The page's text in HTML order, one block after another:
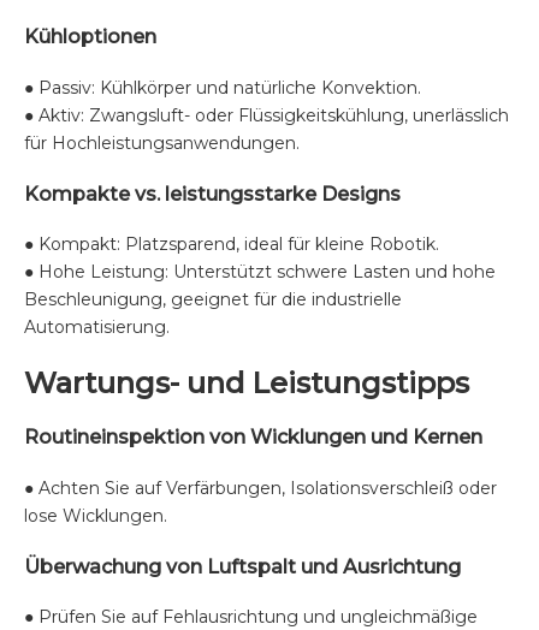
Kühloptionen
● Passiv: Kühlkörper und natürliche Konvektion.
● Aktiv: Zwangsluft- oder Flüssigkeitskühlung, unerlässlich
für Hochleistungsanwendungen.
Kompakte vs. leistungsstarke Designs
● Kompakt: Platzsparend, ideal für kleine Robotik.
● Hohe Leistung: Unterstützt schwere Lasten und hohe
Beschleunigung, geeignet für die industrielle
Automatisierung.
Wartungs- und Leistungstipps
Routineinspektion von Wicklungen und Kernen
● Achten Sie auf Verfärbungen, Isolationsverschleiß oder
lose Wicklungen.
Überwachung von Luftspalt und Ausrichtung
● Prüfen Sie auf Fehlausrichtung und ungleichmäßige